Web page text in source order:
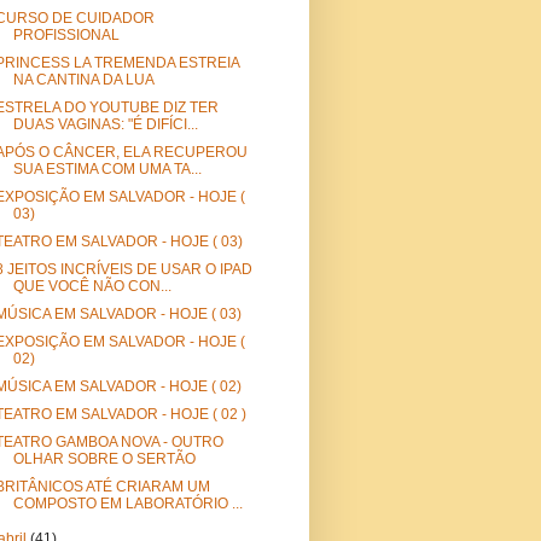
DE CUIDADOR
PROFISSIONAL
LA TREMENDA ESTREIA
NA CANTINA DA LUA
DO YOUTUBE DIZ TER
DUAS VAGINAS: "É DIFÍCI...
O CÂNCER, ELA RECUPEROU
SUA ESTIMA COM UMA TA...
EM SALVADOR - HOJE (
03)
EM SALVADOR - HOJE ( 03)
JEITOS INCRÍVEIS DE USAR O IPAD
QUE VOCÊ NÃO CON...
EM SALVADOR - HOJE ( 03)
EM SALVADOR - HOJE (
02)
EM SALVADOR - HOJE ( 02)
EM SALVADOR - HOJE ( 02 )
GAMBOA NOVA - OUTRO
OLHAR SOBRE O SERTÃO
ATÉ CRIARAM UM
COMPOSTO EM LABORATÓRIO ...